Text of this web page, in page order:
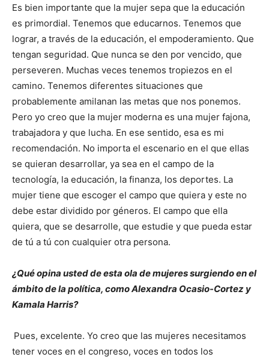
Es bien importante que la mujer sepa que la educación
es primordial. Tenemos que educarnos. Tenemos que
lograr, a través de la educación, el empoderamiento. Que
tengan seguridad. Que nunca se den por vencido, que
perseveren. Muchas veces tenemos tropiezos en el
camino. Tenemos diferentes situaciones que
probablemente amilanan las metas que nos ponemos.
Pero yo creo que la mujer moderna es una mujer fajona,
trabajadora y que lucha. En ese sentido, esa es mi
recomendación. No importa el escenario en el que ellas
se quieran desarrollar, ya sea en el campo de la
tecnología, la educación, la finanza, los deportes. La
mujer tiene que escoger el campo que quiera y este no
debe estar dividido por géneros. El campo que ella
quiera, que se desarrolle, que estudie y que pueda estar
de tú a tú con cualquier otra persona.
¿Qué opina usted de esta ola de mujeres surgiendo en el
ámbito de la política, como Alexandra Ocasio-Cortez y
Kamala Harris?
Pues, excelente. Yo creo que las mujeres necesitamos
tener voces en el congreso, voces en todos los